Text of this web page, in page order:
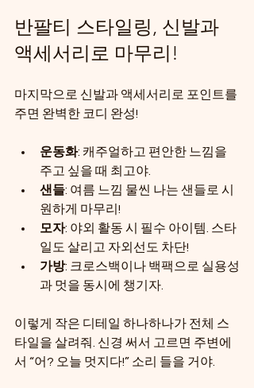
반팔티 스타일링, 신발과
액세서리로 마무리!
마지막으로 신발과 액세서리로 포인트를
주면 완벽한 코디 완성!
운동화: 캐주얼하고 편안한 느낌을
주고 싶을 때 최고야.
샌들: 여름 느낌 물씬 나는 샌들로 시
원하게 마무리!
모자: 야외 활동 시 필수 아이템. 스타
일도 살리고 자외선도 차단!
가방: 크로스백이나 백팩으로 실용성
과 멋을 동시에 챙기자.
이렇게 작은 디테일 하나하나가 전체 스
타일을 살려줘. 신경 써서 고르면 주변에
서 “어? 오늘 멋지다!” 소리 들을 거야.